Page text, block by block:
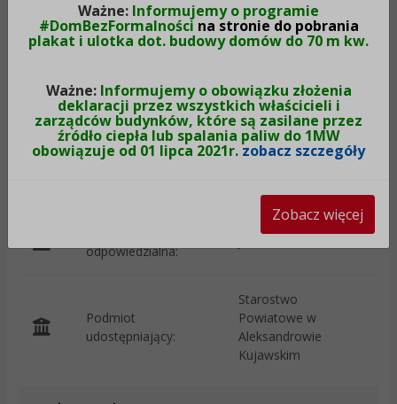
Wprowadzono przez: Jarosław Kruczkowski
odpowiedzialna:
Podmiot
udostępniający:
Starostwo
Powiatowe w
Aleksandrowie
Kujawskim
Ważne: Informujemy o programie
#DomBezFormalności na stronie do pobrania
plakat i ulotka dot. budowy domów do 70 m kw.
Ważne: Informujemy o obowiązku złożenia
deklaracji przez wszystkich właścicieli i
zarządców budynków, które są zasilane przez
źródło ciepła lub spalania paliw do 1MW
obowiązuje od 01 lipca 2021r.zobacz szczegóły
Zobacz więcej